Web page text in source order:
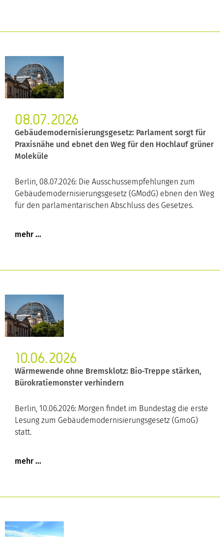
08.07.2026
Gebäudemodernisierungsgesetz: Parlament sorgt für
Praxisnähe und ebnet den Weg für den Hochlauf grüner
Moleküle
Berlin, 08.07.2026: Die Ausschussempfehlungen zum
Gebäudemodernisierungsgesetz (GModG) ebnen den Weg
für den parlamentarischen Abschluss des Gesetzes.
10.06.2026
Wärmewende ohne Bremsklotz: Bio-Treppe stärken,
Bürokratiemonster verhindern
Berlin, 10.06.2026: Morgen findet im Bundestag die erste
Lesung zum Gebäudemodernisierungsgesetz (GmoG)
statt.